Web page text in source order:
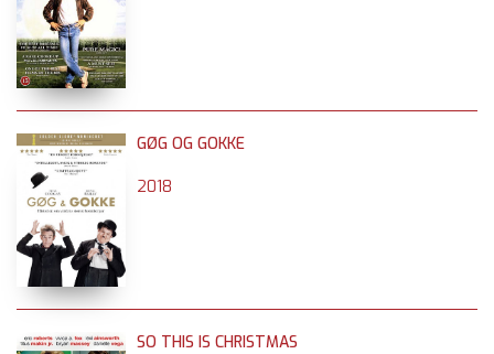
GØG OG GOKKE
2018
SO THIS IS CHRISTMAS